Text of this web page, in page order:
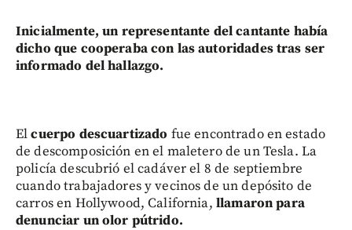
Inicialmente, un representante del cantante había
dicho que cooperaba con las autoridades tras ser
informado del hallazgo.
Elcuerpo descuartizado fue encontrado en estado
de descomposición en el maletero de un Tesla. La
policía descubrió el cadáver el 8 de septiembre
cuando trabajadores y vecinos de un depósito de
carros en Hollywood, California, llamaron para
denunciar un olor pútrido.